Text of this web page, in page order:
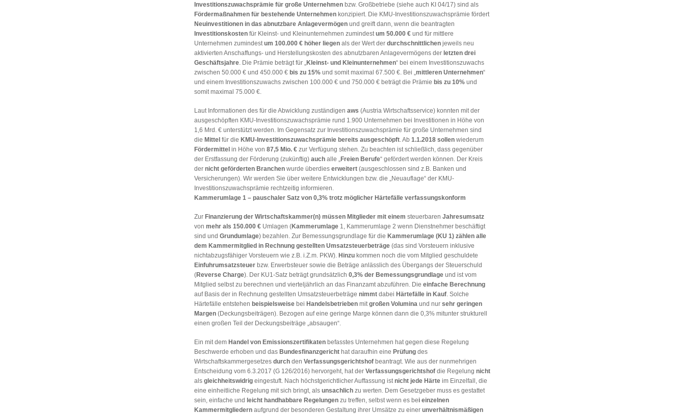
Investitionszuwachsprämie für große Unternehmenbzw. Großbetriebe (siehe auch KI 04/17) sind als
Fördermaßnahmen für bestehende Unternehmenkonzipiert. Die KMU-Investitionszuwachsprämie fördert
Neuinvestitionen in das abnutzbare Anlagevermögenund greift dann, wenn die beantragten
Investitionskostenfür Kleinst- und Kleinunternehmen zumindest um 50.000 €und für mittlere
Unternehmen zumindest um 100.000 € höher liegenals der Wert der durchschnittlichenjeweils neu
aktivierten Anschaffungs- und Herstellungskosten des abnutzbaren Anlagevermögens der letzten drei
Geschäftsjahre. Die Prämie beträgt für „ Kleinst- und Kleinunternehmen“ bei einem Investitionszuwachs
zwischen 50.000 € und 450.000 € bis zu 15%und somit maximal 67.500 €. Bei „ mittleren Unternehmen“
und einem Investitionszuwachs zwischen 100.000 € und 750.000 € beträgt die Prämie bis zu 10%und
somit maximal 75.000 €.
Laut Informationen des für die Abwicklung zuständigen aws (Austria Wirtschaftsservice) konnten mit der
ausgeschöpften KMU-Investitionszuwachsprämie rund 1.900 Unternehmen bei Investitionen in Höhe von
1,6 Mrd. € unterstützt werden. Im Gegensatz zur Investitionszuwachsprämie für große Unternehmen sind
die Mittelfür die KMU-Investitionszuwachsprämie bereits ausgeschöpft. Ab 1.1.2018 sollenwiederum
Fördermittelin Höhe von 87,5 Mio. €zur Verfügung stehen. Zu beachten ist schließlich, dass gegenüber
der Erstfassung der Förderung (zukünftig) auchalle „ Freien Berufe“ gefördert werden können. Der Kreis
der nicht geförderten Branchenwurde überdies erweitert(ausgeschlossen sind z.B. Banken und
Versicherungen). Wir werden Sie über weitere Entwicklungen bzw. die „Neuauflage“ der KMU-
Investitionszuwachsprämie rechtzeitig informieren.
Kammerumlage 1 – pauschaler Satz von 0,3% trotz möglicher Härtefälle verfassungskonform
Zur Finanzierung der Wirtschaftskammer(n) müssen Mitglieder mit einem steuerbaren Jahresumsatz
von mehr als 150.000 €Umlagen (Kammerumlage1, Kammerumlage 2 wenn Dienstnehmer beschäftigt
sind und Grundumlage) bezahlen. Zur Bemessungsgrundlage für die Kammerumlage (KU 1) zählen alle
dem Kammermitglied in Rechnung gestellten Umsatzsteuerbeträge(das sind Vorsteuern inklusive
nichtabzugsfähiger Vorsteuern wie z.B. i.Z.m. PKW). Hinzukommen noch die vom Mitglied geschuldete
Einfuhrumsatzsteuerbzw. Erwerbsteuer sowie die Beträge anlässlich des Übergangs der Steuerschuld
(Reverse Charge). Der KU1-Satz beträgt grundsätzlich 0,3% der Bemessungsgrundlageund ist vom
Mitglied selbst zu berechnen und vierteljährlich an das Finanzamt abzuführen. Die einfache Berechnung
auf Basis der in Rechnung gestellten Umsatzsteuerbeträge nimmtdabei Härtefälle in Kauf. Solche
Härtefälle entstehen beispielsweisebei Handelsbetriebenmit großen Volumina und nur sehr geringen
Margen(Deckungsbeiträgen). Bezogen auf eine geringe Marge können dann die 0,3% mitunter strukturell
einen großen Teil der Deckungsbeiträge „absaugen“.
Ein mit dem Handel von Emissionszertifikatenbefasstes Unternehmen hat gegen diese Regelung
Beschwerde erhoben und das Bundesfinanzgerichthat daraufhin eine Prüfungdes
Wirtschaftskammergesetzes durchden Verfassungsgerichtshofbeantragt. Wie aus der nunmehrigen
Entscheidung vom 6.3.2017 (G 126/2016) hervorgeht, hat der Verfassungsgerichtshofdie Regelung nicht
als gleichheitswidrigeingestuft. Nach höchstgerichtlicher Auffassung ist nicht jede Härteim Einzelfall, die
eine einheitliche Regelung mit sich bringt, als unsachlichzu werten. Dem Gesetzgeber muss es gestattet
sein, einfache und leicht handhabbare Regelungenzu treffen, selbst wenn es bei einzelnen
Kammermitgliedern aufgrund der besonderen Gestaltung ihrer Umsätze zu einer unverhältnismäßigen